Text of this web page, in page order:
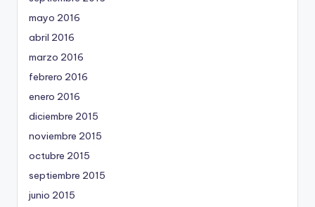
mayo 2016
abril 2016
marzo 2016
febrero 2016
enero 2016
diciembre 2015
noviembre 2015
octubre 2015
septiembre 2015
junio 2015